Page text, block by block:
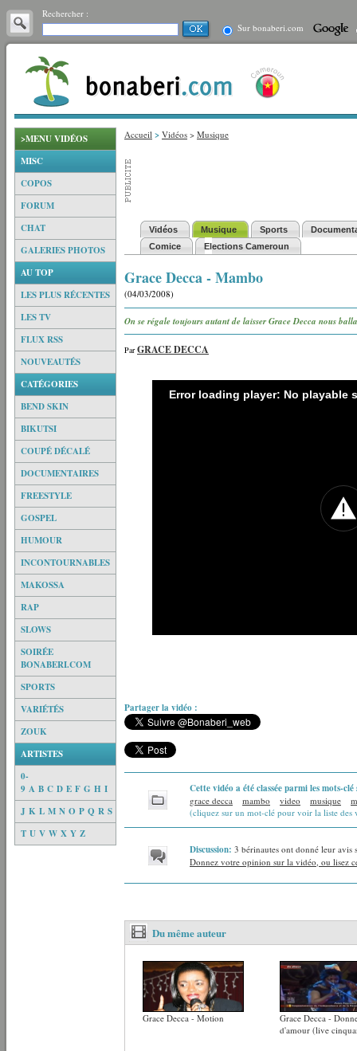
Rechercher :
Sur bonaberi.com
>MENU VIDÉOS
MISC
COPOS
FORUM
CHAT
GALERIES PHOTOS
AU TOP
LES PLUS RÉCENTES
LES TV
FLUX RSS
NOUVEAUTÉS
CATÉGORIES
BEND SKIN
BIKUTSI
COUPÉ DÉCALÉ
DOCUMENTAIRES
FREESTYLE
GOSPEL
HUMOUR
INCONTOURNABLES
MAKOSSA
RAP
SLOWS
SOIRÉE
BONABERI.COM
SPORTS
VARIÉTÉS
ZOUK
ARTISTES
0-
9 A B C D E F G H I
J K L M N O P Q R S
T U V W X Y Z
Accueil > Vidéos > Musique
Vidéos Musique Sports
Comice
Elections Cameroun
Grace Decca - Mambo
(04/03/2008)
On se régale toujours autant de laisser Grace Decca nous
ParGRACE DECCA
Error loading player: No playable
Partager la vidéo :
Cette vidéo a été classée parmi les mots-
grace decca mambo video musique
(cliquez sur un mot-clé pour voir la liste des
Discussion: 3 bérinautes ont donné leur avis
Donnez votre opinion sur la vidéo, ou lisez
Du même auteur
Grace Decca - Motion
Grace Decca -
d'amour (live